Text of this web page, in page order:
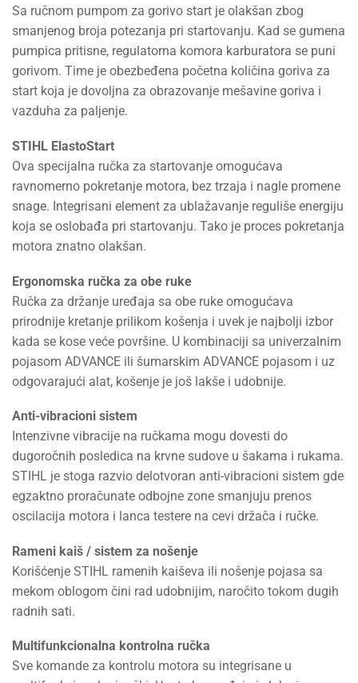
Sa ručnom pumpom za gorivo start je olakšan zbog
smanjenog broja potezanja pri startovanju. Kad se gumena
pumpica pritisne, regulatorna komora karburatora se puni
gorivom. Time je obezbeđena početna količina goriva za
start koja je dovoljna za obrazovanje mešavine goriva i
vazduha za paljenje.
STIHL ElastoStart
Ova specijalna ručka za startovanje omogućava
ravnomerno pokretanje motora, bez trzaja i nagle promene
snage. Integrisani element za ublažavanje reguliše energiju
koja se oslobađa pri startovanju. Tako je proces pokretanja
motora znatno olakšan.
Ergonomska ručka za obe ruke
Ručka za držanje uređaja sa obe ruke omogućava
prirodnije kretanje prilikom košenja i uvek je najbolji izbor
kada se kose veće površine. U kombinaciji sa univerzalnim
pojasom ADVANCE ili šumarskim ADVANCE pojasom i uz
odgovarajući alat, košenje je još lakše i udobnije.
Anti-vibracioni sistem
Intenzivne vibracije na ručkama mogu dovesti do
dugoročnih posledica na krvne sudove u šakama i rukama.
STIHL je stoga razvio delotvoran anti-vibracioni sistem gde
egzaktno proračunate odbojne zone smanjuju prenos
oscilacija motora i lanca testere na cevi držača i ručke.
Rameni kaiš / sistem za nošenje
Korišćenje STIHL ramenih kaiševa ili nošenje pojasa sa
mekom oblogom čini rad udobnijim, naročito tokom dugih
radnih sati.
Multifunkcionalna kontrolna ručka
Sve komande za kontrolu motora su integrisane u